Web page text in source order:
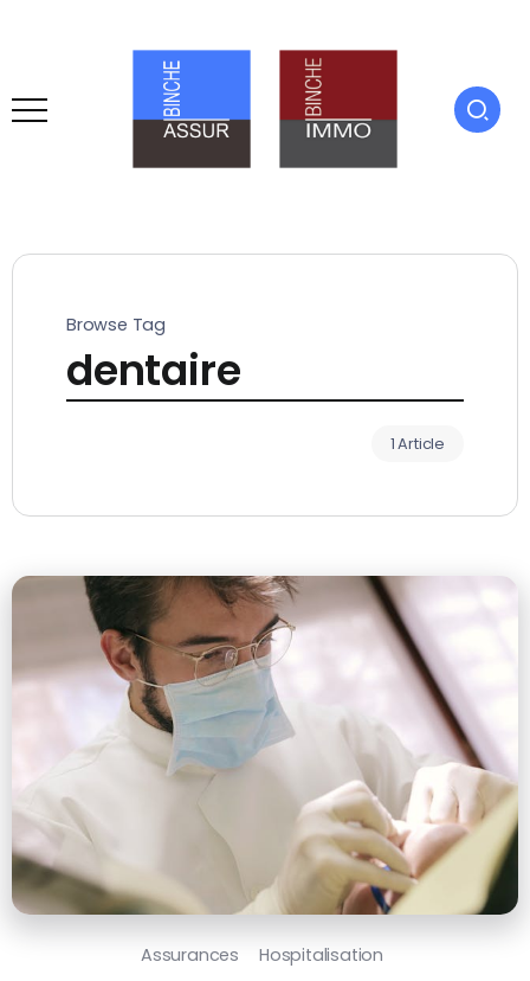
Browse Tag
dentaire
1 Article
Assurances Hospitalisation